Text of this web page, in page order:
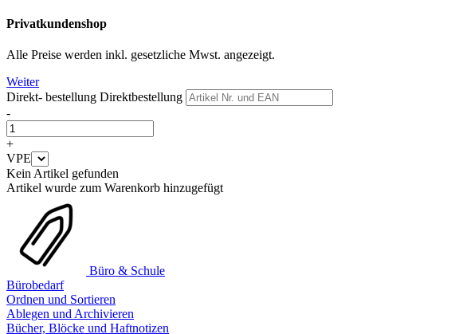
Privatkundenshop
Alle Preise werden inkl. gesetzliche Mwst. angezeigt.
Weiter
Direkt- bestellung Direktbestellung
-
+
VPE
Kein Artikel gefunden
Artikel wurde zum Warenkorb hinzugefügt
Büro & Schule
Bürobedarf
Ordnen und Sortieren
Ablegen und Archivieren
Bücher, Blöcke und Haftnotizen